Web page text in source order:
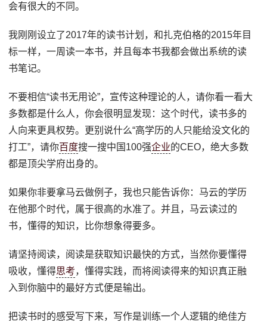
会有很大的不同。
我刚刚设立了2017年的读书计划，和扎克伯格的2015年目
标一样，一周读一本书，并且每本书我都会做出系统的读
书笔记。
不要相信“读书无用论”，宣传这种理论的人，请你看一看大
多数都是什么人，你会很明显发现：这个时代，读书多的
人向来更具权势。更别说什么“高学历的人只能给没文化的
打工”，请你百度搜一搜中国100强企业的CEO，绝大多数
都是顶尖学府出身的。
如果你非要拿马云做例子，我也只能告诉你：马云的学历
在他那个时代，属于很高的水准了。并且，马云读过的
书，懂得的知识，比你想象得要多。
请坚持阅读，阅读是获取知识最快的方式，当然你要懂得
吸收，懂得思考，懂得实践，而将阅读得来的知识真正融
入到你脑中的最好方式便是输出。
把读书时的感受写下来，写作是训练一个人逻辑的绝佳方